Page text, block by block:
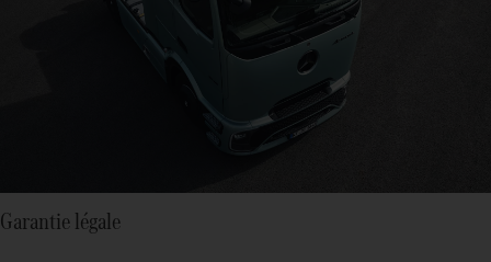
Garantie légale